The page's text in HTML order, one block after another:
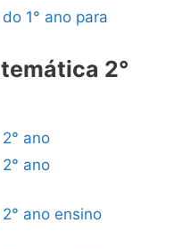
1° ano para
2°
ano
ano
ano ensino